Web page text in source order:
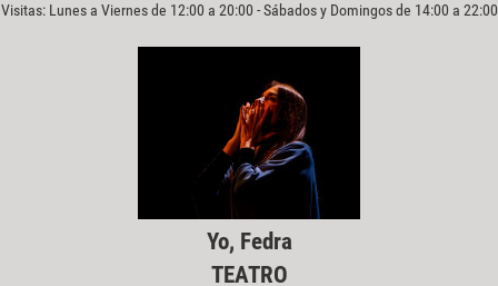
Visitas: Lunes a Viernes de 12:00 a 20:00 - Sábados y Domingos de 14:00 a 22:00
Yo, Fedra
TEATRO